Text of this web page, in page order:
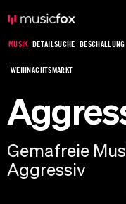
MUSIK DETAILSUCHE BESCHALLUNG
WEIHNACHTSMARKT
Gemafreie
Aggressiv